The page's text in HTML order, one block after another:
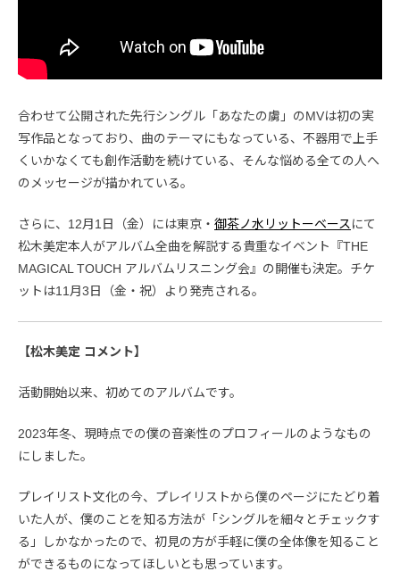
合わせて公開された先行シングル「あなたの虜」のMVは初の実
写作品となっており、曲のテーマにもなっている、不器用で上手
くいかなくても創作活動を続けている、そんな悩める全ての人へ
のメッセージが描かれている。
さらに、12月1日（金）には東京・ 御茶ノ水リットーベース にて
松木美定本人がアルバム全曲を解説する貴重なイベント『THE
MAGICAL TOUCH アルバムリスニング会』の開催も決定。チケ
ットは11月3日（金・祝）より発売される。
【松木美定 コメント】
活動開始以来、初めてのアルバムです。
2023年冬、現時点での僕の音楽性のプロフィールのようなもの
にしました。
プレイリスト文化の今、プレイリストから僕のページにたどり着
いた人が、僕のことを知る方法が「シングルを細々とチェックす
る」しかなかったので、初見の方が手軽に僕の全体像を知ること
ができるものになってほしいとも思っています。